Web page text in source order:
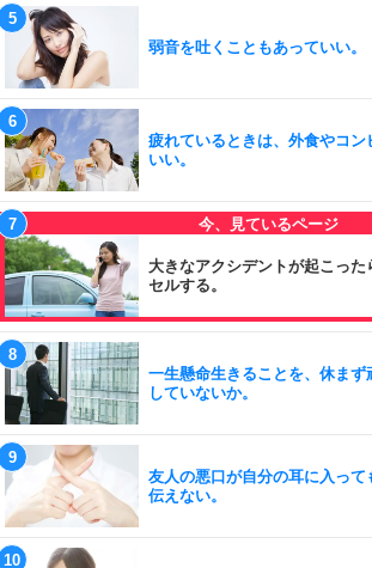
弱音を吐くこともあっていい。
疲れているときは、外食やコン
いい。
大きなアクシデントが起こっ
セルする。
一生懸命生きることを、休ま
していないか。
友人の悪口が自分の耳に入っ
伝えない。